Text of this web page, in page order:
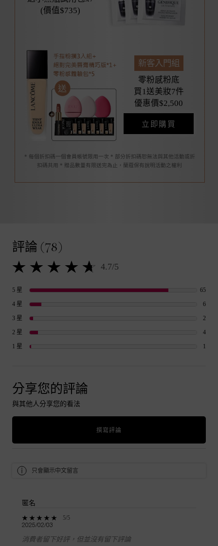
(價值$735)
新客入門組
零粉感粉底
買1送美妝7件
優惠價$2,500
立即購買
* 每個折扣碼一個會員帳號限用一次 * 部分折扣碼恕無法與其他活動或折
扣碼共用 * 贈品數量有限送完為止，蘭蔻保有說明活動之權利
評論 (78)
4.7 out of 5 stars. 4.7/5
5 星 65
4 星 6
3 星 2
2 星 4
1 星 1
分享您的評論
與其他人分享您的看法
撰寫評論
只會顯示中文留言
匿名
5 out of 5 stars.
5/5
2025/02/03
消費者留下好評，但並沒有留下評論